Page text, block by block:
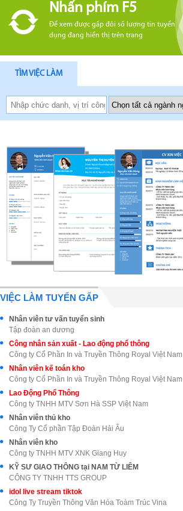
Nhấn phím F5
Để xem được gấp đôi số lượng tin tuyển
dụng đang hiển thị trên trang
TÌM VIỆC LÀM
VIỆC LÀM TUYỂN GẤP
Nhân viên tư vấn tuyển sinh
Tập đoàn an dương
Công nhân sản xuất - Lao động phổ thông
Công ty Cổ Phần In và Truyền Thông Royal Việt Nam
Nhân viên kế toán kho
Công ty Cổ Phần In và Truyền Thông Royal Việt Nam
Lao Động Phổ Thông
Công ty TNHH MTV Sơn Hà SSP Việt Nam
Nhân viên thủ kho
Công Ty Cổ phần Tập Đoàn Hải Âu
Nhân viên kho
Công ty TNHH MTV XNK Giang Huy
KỸ SƯ GIAO THÔNG tại NAM TỪ LIÊM
CÔNG TY TNHH TTS GROUP
idol live stream tiktok
Công Ty Truyền Thông Văn Hóa Toàm Trúc Vina